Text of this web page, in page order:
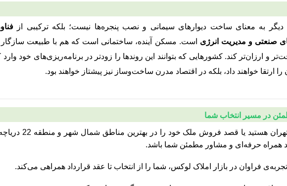
دیگر به معنای ساخت دیوارهای سیمانی و نصب پنجره‌ها نیست؛ بلکه ترکیبی از
صنعتی و مدیریت انرژی است. مسکن آینده، ساختمانی است که هم با طبیعت سازگار
و ارزان‌تر کند. کشورهایی که بتوانند این روندها را زودتر در برنامه‌ریزی‌های خود وارد
ارتقا خواهند داد، بلکه در اقتصاد مدرن ساخت‌وساز نیز پیشتاز خواهند بود.
در مسیر انتخاب شما
اگر به دنبال خانه‌ای لوکس در تهران هستید یا قصد
همراه حرفه‌ای و مشاور مطمئن شما باشد.
فراوان در بازار املاک لوکس، شما را از انتخاب تا عقد قرارداد همراهی می‌کند.